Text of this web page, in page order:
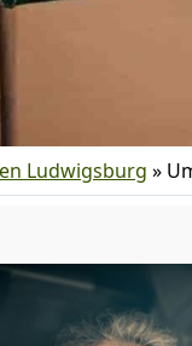
Ludwigsburg »